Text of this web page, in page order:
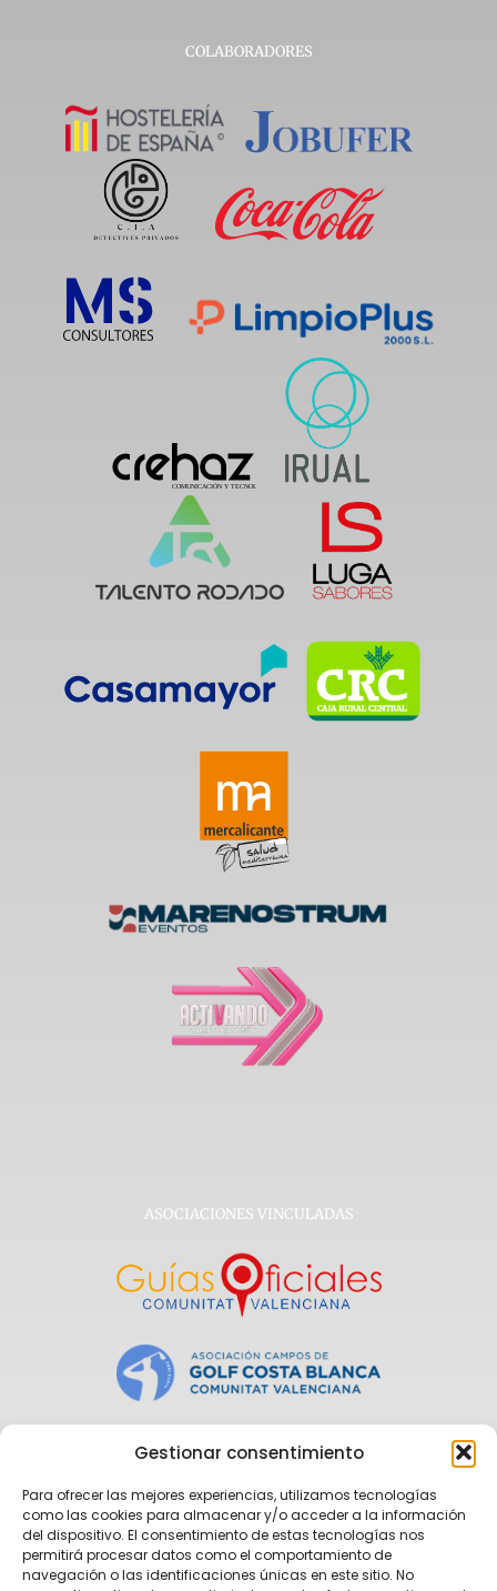
Gestionar consentimiento
Para ofrecer las mejores experiencias, utilizamos tecnologías
como las cookies para almacenar y/o acceder a la información
del dispositivo. El consentimiento de estas tecnologías nos
permitirá procesar datos como el comportamiento de
navegación o las identificaciones únicas en este sitio. No
COLABORADORES
ASOCIACIONES VINCULADAS